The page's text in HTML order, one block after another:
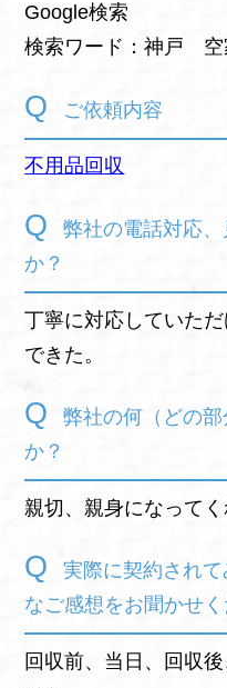
Google検索
検索ワード：神戸
ご依頼内容
不用品回収
弊社の電話対応
か？
丁寧に対応していた
できた。
弊社の何（どの
か？
親切、親身になって
実際に契約され
なご感想をお聞かせく
回収前、当日、回収